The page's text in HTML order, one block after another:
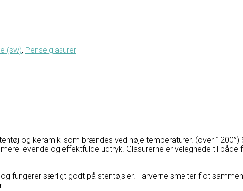
(sw), Penselglasurer
og keramik, som brændes ved høje temperaturer. (over 1200°)
levende og effektfulde udtryk. Glasurerne er velegnede til både
fungerer særligt godt på stentøjsler. Farverne smelter flot